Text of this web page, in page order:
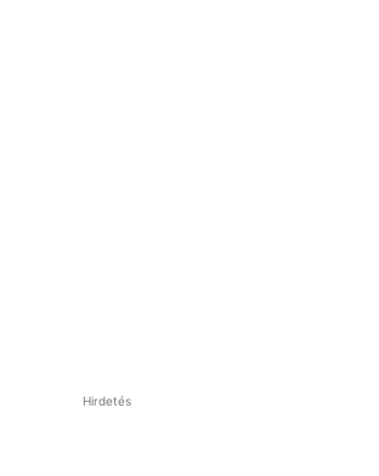
Hirdetés